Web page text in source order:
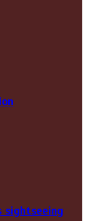
sightseeing